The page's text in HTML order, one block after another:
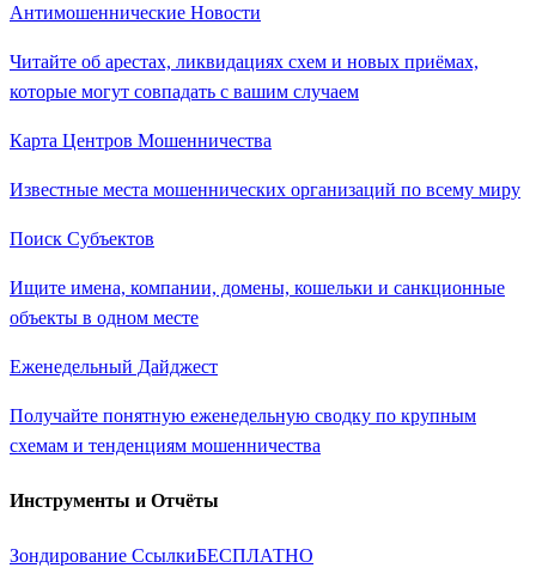
Антимошеннические Новости
Читайте об арестах, ликвидациях схем и новых приёмах,
которые могут совпадать с вашим случаем
Карта Центров Мошенничества
Известные места мошеннических организаций по всему миру
Поиск Субъектов
Ищите имена, компании, домены, кошельки и санкционные
объекты в одном месте
Еженедельный Дайджест
Получайте понятную еженедельную сводку по крупным
схемам и тенденциям мошенничества
Инструменты и Отчёты
Зондирование СсылкиБЕСПЛАТНО